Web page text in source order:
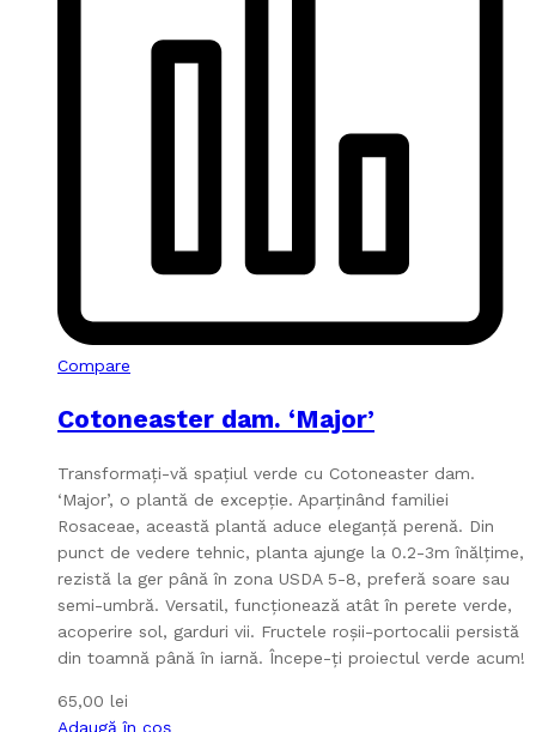
Compare
Cotoneaster dam. ‘Major’
Transformați-vă spațiul verde cu Cotoneaster dam.
‘Major’, o plantă de excepție. Aparținând familiei
Rosaceae, această plantă aduce eleganță perenă. Din
punct de vedere tehnic, planta ajunge la 0.2-3m înălțime,
rezistă la ger până în zona USDA 5-8, preferă soare sau
semi-umbră. Versatil, funcționează atât în perete verde,
acoperire sol, garduri vii. Fructele roșii-portocalii persistă
din toamnă până în iarnă. Începe-ți proiectul verde acum!
65,00 lei
Adaugă în coș